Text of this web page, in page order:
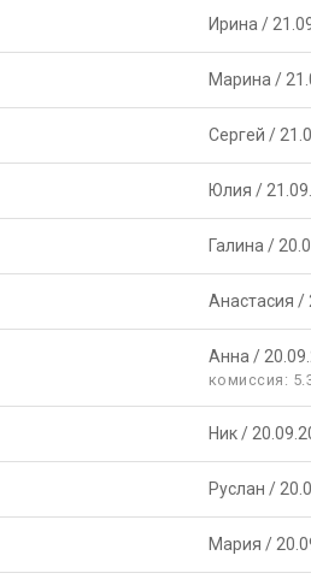
Ирина /
Марина /
Сергей /
Юлия /
Галина /
Анастасия /
Анна /
комиссия:
Ник/
Руслан /
Мария /